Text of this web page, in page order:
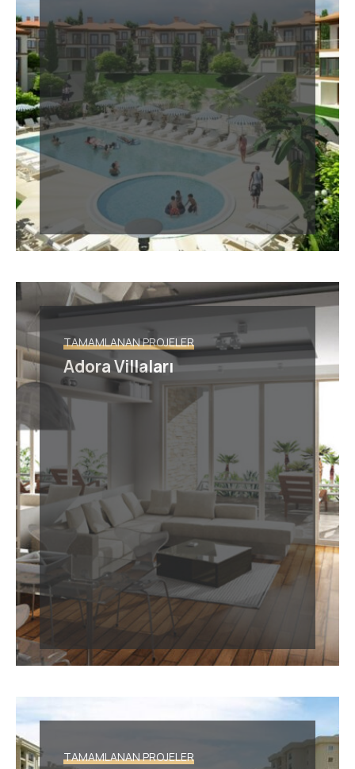
TAMAMLANAN PROJELER
Adora Villaları
TAMAMLANAN PROJELER